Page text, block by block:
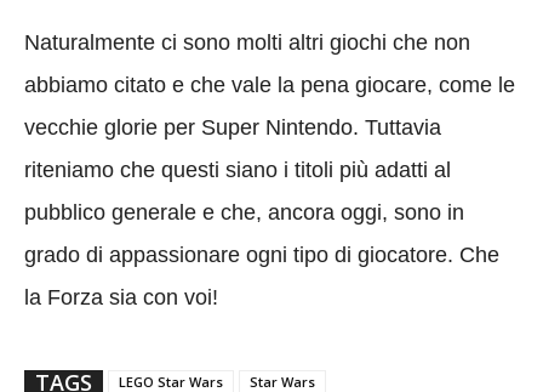
Naturalmente ci sono molti altri giochi che non
abbiamo citato e che vale la pena giocare, come le
vecchie glorie per Super Nintendo. Tuttavia
riteniamo che questi siano i titoli più adatti al
pubblico generale e che, ancora oggi, sono in
grado di appassionare ogni tipo di giocatore. Che
la Forza sia con voi!
TAGS LEGO Star Wars
Star Wars